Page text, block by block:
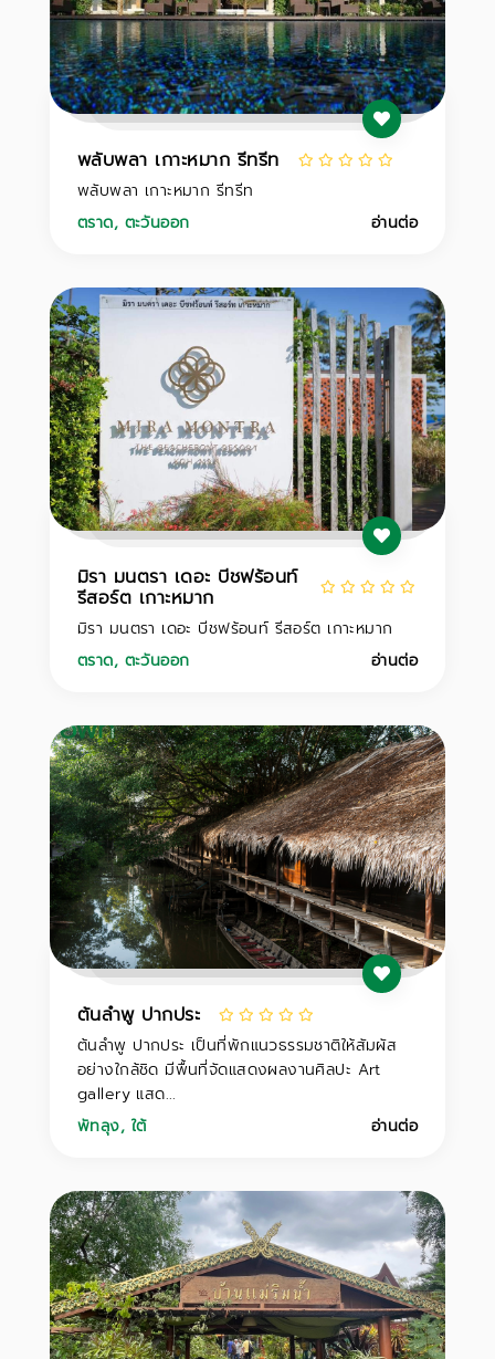
พลับพลา เกาะหมาก รีทรีท
พลับพลา เกาะหมาก รีทรีท
ตราด, ตะวันออก อ่านต่อ
มิรา มนตรา เดอะ บีชฟร้อนท์
รีสอร์ต เกาะหมาก
มิรา มนตรา เดอะ บีชฟร้อนท์ รีสอร์ต เกาะหมาก
ตราด, ตะวันออก อ่านต่อ
ต้นลำพู ปากประ
ต้นลำพู ปากประ เป็นที่พักแนวธรรมชาติให้สัมผัส
อย่างใกล้ชิด มีพื้นที่จัดแสดงผลงานศิลปะ Art
gallery แสด...
พัทลุง, ใต้ อ่านต่อ